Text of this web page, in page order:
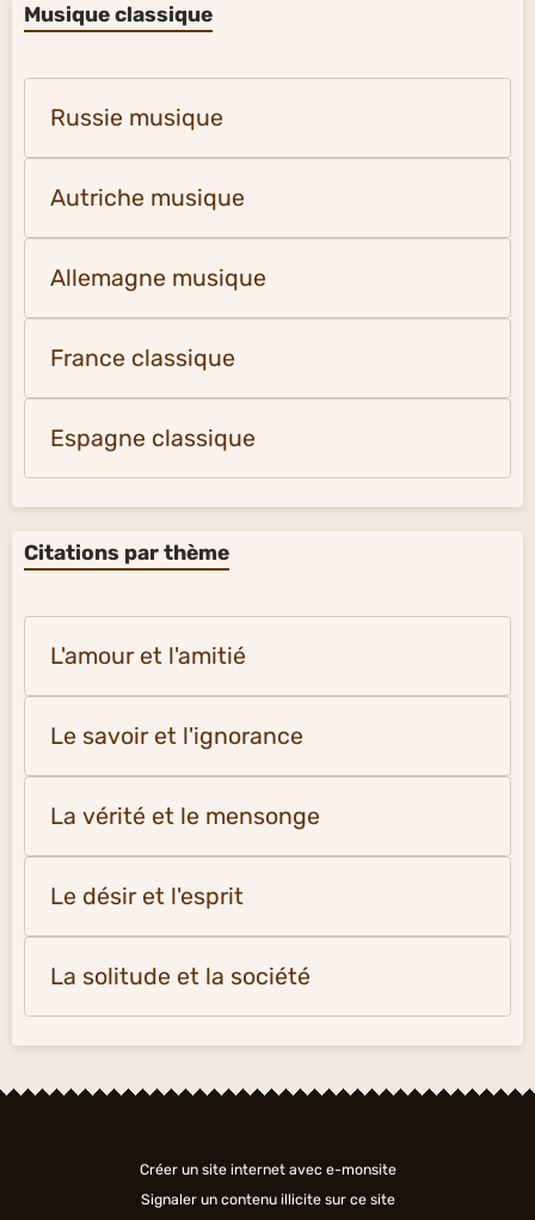
Musique classique
Russie musique
Autriche musique
Allemagne musique
France classique
Espagne classique
Citations par thème
L'amour et l'amitié
Le savoir et l'ignorance
La vérité et le mensonge
Le désir et l'esprit
La solitude et la société
Créer un site internet avec e-monsite
Signaler un contenu illicite sur ce site